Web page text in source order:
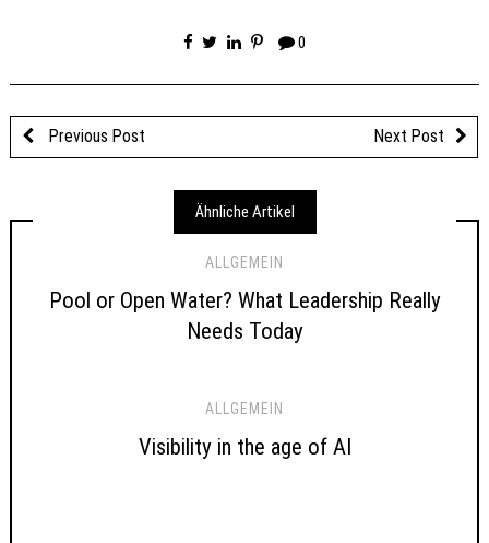
0
Previous Post Next Post
Ähnliche Artikel
ALLGEMEIN
Pool or Open Water? What Leadership Really
Needs Today
ALLGEMEIN
Visibility in the age of AI